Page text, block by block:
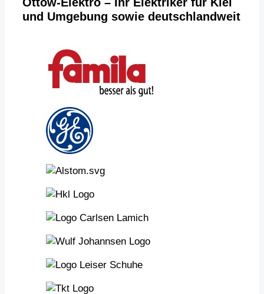
Ottow-Elektro – Ihr Elektriker für Kiel
und Umgebung sowie deutschlandweit